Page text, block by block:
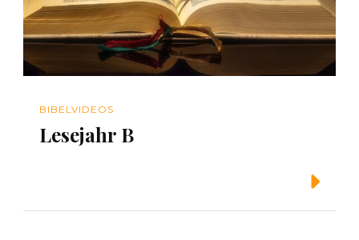
BIBELVIDEOS
Lesejahr B